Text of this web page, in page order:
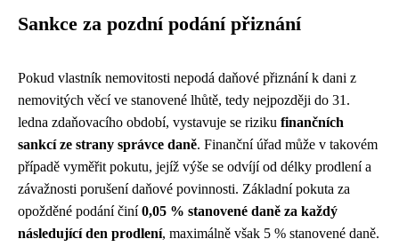
Sankce za pozdní podání přiznání
Pokud vlastník nemovitosti nepodá daňové přiznání k dani z
nemovitých věcí ve stanovené lhůtě, tedy nejpozději do 31.
ledna zdaňovacího období, vystavuje se riziku finančních
sankcí ze strany správce daně. Finanční úřad může v takovém
případě vyměřit pokutu, jejíž výše se odvíjí od délky prodlení a
závažnosti porušení daňové povinnosti. Základní pokuta za
opožděné podání činí0,05 % stanovené daně za každý
následující den prodlení, maximálně však 5 % stanovené daně.